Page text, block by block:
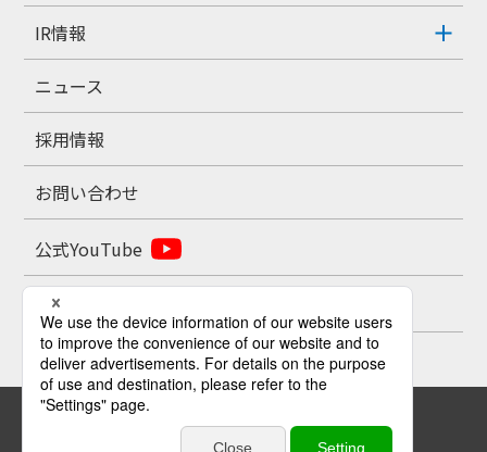
IR情報
ニュース
採用情報
お問い合わせ
公式YouTube
公式X
お問い合わせ